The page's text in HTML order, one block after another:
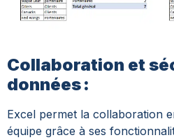
Collaboration et
données :
Excel permet la collaboration
équipe grâce à ses